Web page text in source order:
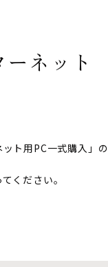
ネット
ト用PC一式購入」の
ください。